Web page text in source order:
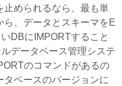
められるなら、最も単
、データとスキーマをE
DBにIMPORTすること
データベース管理システ
のコマンドがあるの
タベースのバージョンに